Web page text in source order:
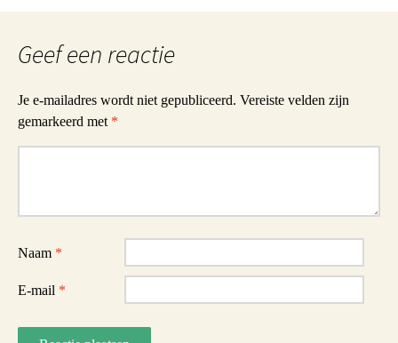
Geef een reactie
Je e-mailadres wordt niet gepubliceerd. Vereiste velden zijn
gemarkeerd met *
Naam *
E-mail *